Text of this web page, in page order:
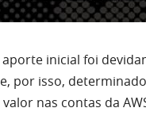
inicial foi
por isso,
nas contas da